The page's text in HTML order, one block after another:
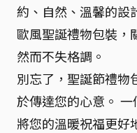
約、自然、溫馨的設
歐風聖誕禮物包裝，
然而不失格調。
別忘了，聖誕節禮物
於傳達您的心意。
將您的溫暖祝福更好